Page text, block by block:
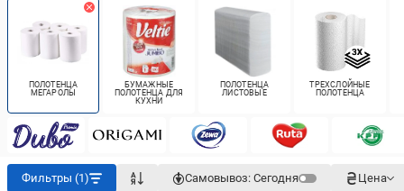
ПОЛОТЕНЦА
МЕГАРОЛЫ
БУМАЖНЫЕ
ПОЛОТЕНЦА ДЛЯ
КУХНИ
ПОЛОТЕНЦА
ЛИСТОВЫЕ
ТРЕХСЛОЙНЫЕ
ПОЛОТЕНЦА
Фильтры (1) Самовывоз: Сегодня Цена